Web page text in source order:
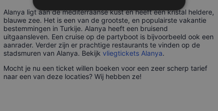
Alanya ligt aan de mediterraanse kust en heeft een kristal heldere,
blauwe zee. Het is een van de grootste, en populairste vakantie
bestemmingen in Turkije. Alanya heeft een bruisend
uitgaansleven. Een cruise op de partyboot is bijvoorbeeld ook een
aanrader. Verder zijn er prachtige restaurants te vinden op de
stadsmuren van Alanya. Bekijk vliegtickets Alanya.
Mocht je nu een ticket willen boeken voor een zeer scherp tarief
naar een van deze locaties? Wij hebben ze!